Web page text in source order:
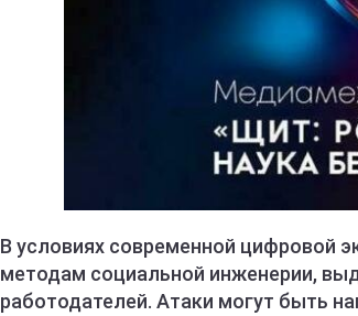
В условиях современной цифровой
методам социальной инженерии,
работодателей. Атаки могут быть